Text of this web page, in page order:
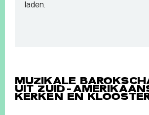
laden.
MUZIKALE
UIT ZUID-
KERKEN EN